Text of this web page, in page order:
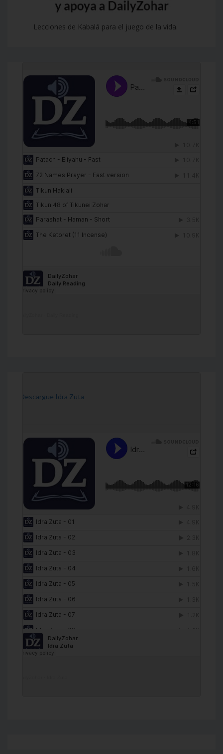
Lecciones de Kabalá para el juego de la vida.
[Descargue Idra Zuta